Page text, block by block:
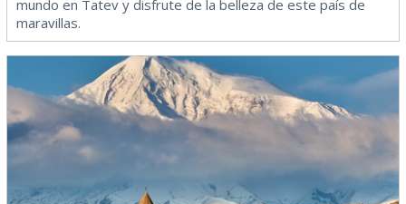
mundo en Tatev y disfrute de la belleza de este país de
maravillas.